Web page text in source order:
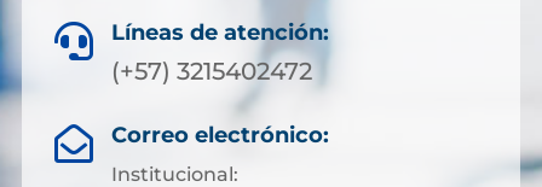
 Líneas de atención:
(+57) 3215402472
 Correo electrónico:
Institucional: